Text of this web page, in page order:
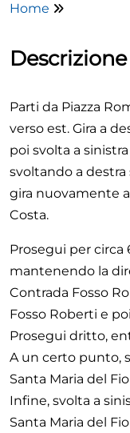
Home
Parti da Piazza
verso est. Gira a
poi svolta a
svoltando a
gira nuovamente
Costa.
Prosegui per circa
mantenendo la
Contrada Fosso
Fosso Roberti e
Prosegui dritto,
A un certo punto,
Santa Maria del
Infine, svolta a
Santa Maria del